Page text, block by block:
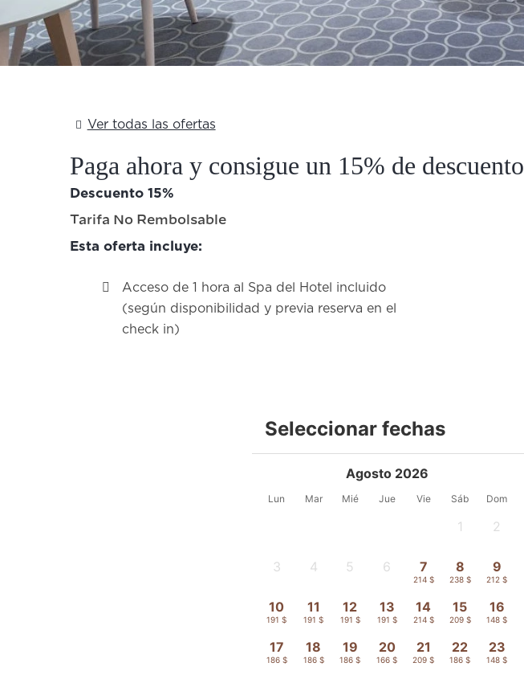
Add Your Heading Text Here
Ver todas las ofertas
Paga ahora y consigue un 15% de descuento
Descuento 15%
Tarifa No Rembolsable
Esta oferta incluye:
Acceso de 1 hora al Spa del Hotel incluido
(según disponibilidad y previa reserva en el
check in)
Seleccionar fechas
Agosto 2026
Lun Mar Mié Jue Vie Sáb Dom
1 2
3 4 5 6 7
214 $
8
238 $
9
212 $
10
191 $
11
191 $
12
191 $
13
191 $
14
214 $
15
209 $
16
148 $
17
186 $
18
186 $
19
186 $
20
166 $
21
209 $
22
186 $
23
148 $